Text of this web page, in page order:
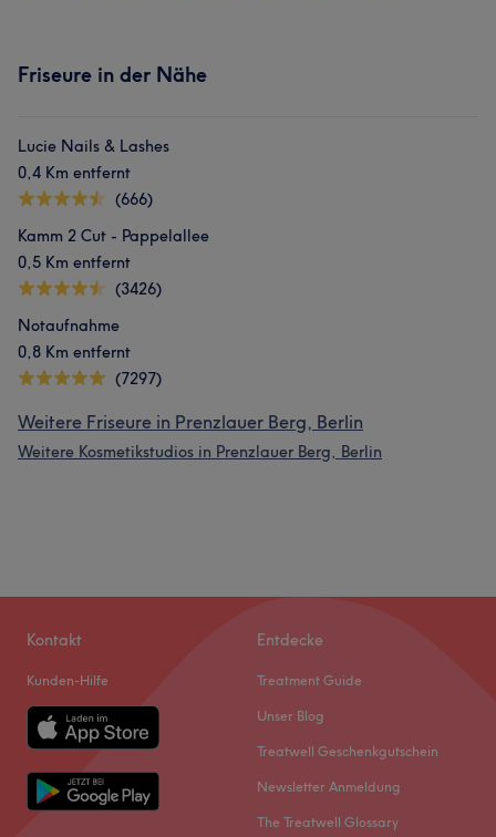
Friseure in der Nähe
Lucie Nails & Lashes
0,4 Km entfernt
(666)
Kamm 2 Cut - Pappelallee
0,5 Km entfernt
(3426)
Notaufnahme
0,8 Km entfernt
(7297)
Weitere Friseure in Prenzlauer Berg, Berlin
Weitere Kosmetikstudios in Prenzlauer Berg, Berlin
Kontakt
Kunden-Hilfe
Entdecke
Treatment Guide
Unser Blog
Treatwell Geschenkgutschein
Newsletter Anmeldung
The Treatwell Glossary